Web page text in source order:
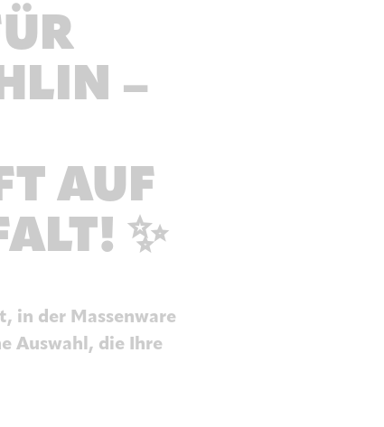
–
AUF
✨
in der Massenware
Auswahl, die Ihre